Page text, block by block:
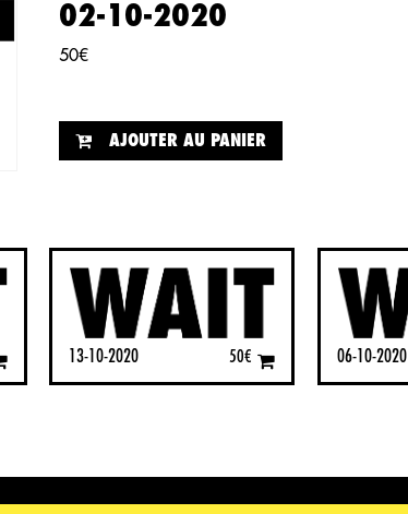
02-10-2020
50€
AJOUTER AU PANIER
13-10-2020 50€ 06-10-2020